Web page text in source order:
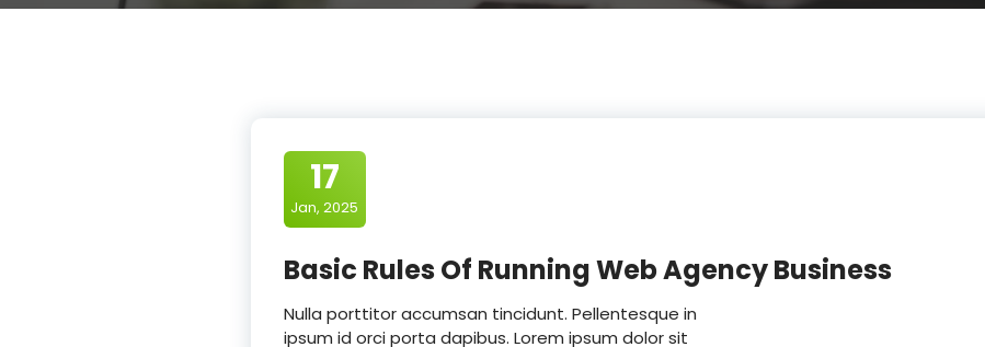
17
Jan, 2025
Basic Rules Of Running Web Agency Business
Nulla porttitor accumsan tincidunt. Pellentesque in
ipsum id orci porta dapibus. Lorem ipsum dolor sit